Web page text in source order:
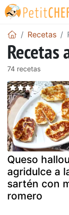
Recetas
Recetas
74 recetas
Queso
agridulce a
sartén con
romero